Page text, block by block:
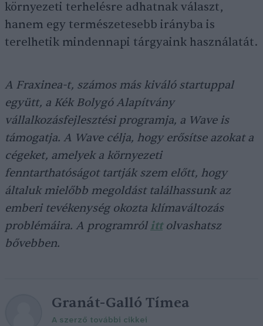
környezeti terhelésre adhatnak választ,
hanem egy természetesebb irányba is
terelhetik mindennapi tárgyaink használatát.
A Fraxinea-t, számos más kiváló startuppal
együtt, a Kék Bolygó Alapítvány
vállalkozásfejlesztési programja, a Wave is
támogatja. A Wave célja, hogy erősítse azokat a
cégeket, amelyek a környezeti
fenntarthatóságot tartják szem előtt, hogy
általuk mielőbb megoldást találhassunk az
emberi tevékenység okozta klímaváltozás
problémáira. A programról ittolvashatsz
bővebben.
Granát-Galló Tímea
A szerző további cikkei